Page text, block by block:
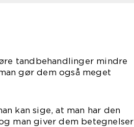
tandbehandlinger mindre
gør dem også meget
kan sige, at man har den
man giver dem betegnelser